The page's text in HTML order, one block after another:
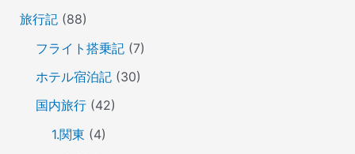
旅行記(88)
フライト搭乗記(7)
ホテル宿泊記(30)
国内旅行(42)
1.関東 (4)